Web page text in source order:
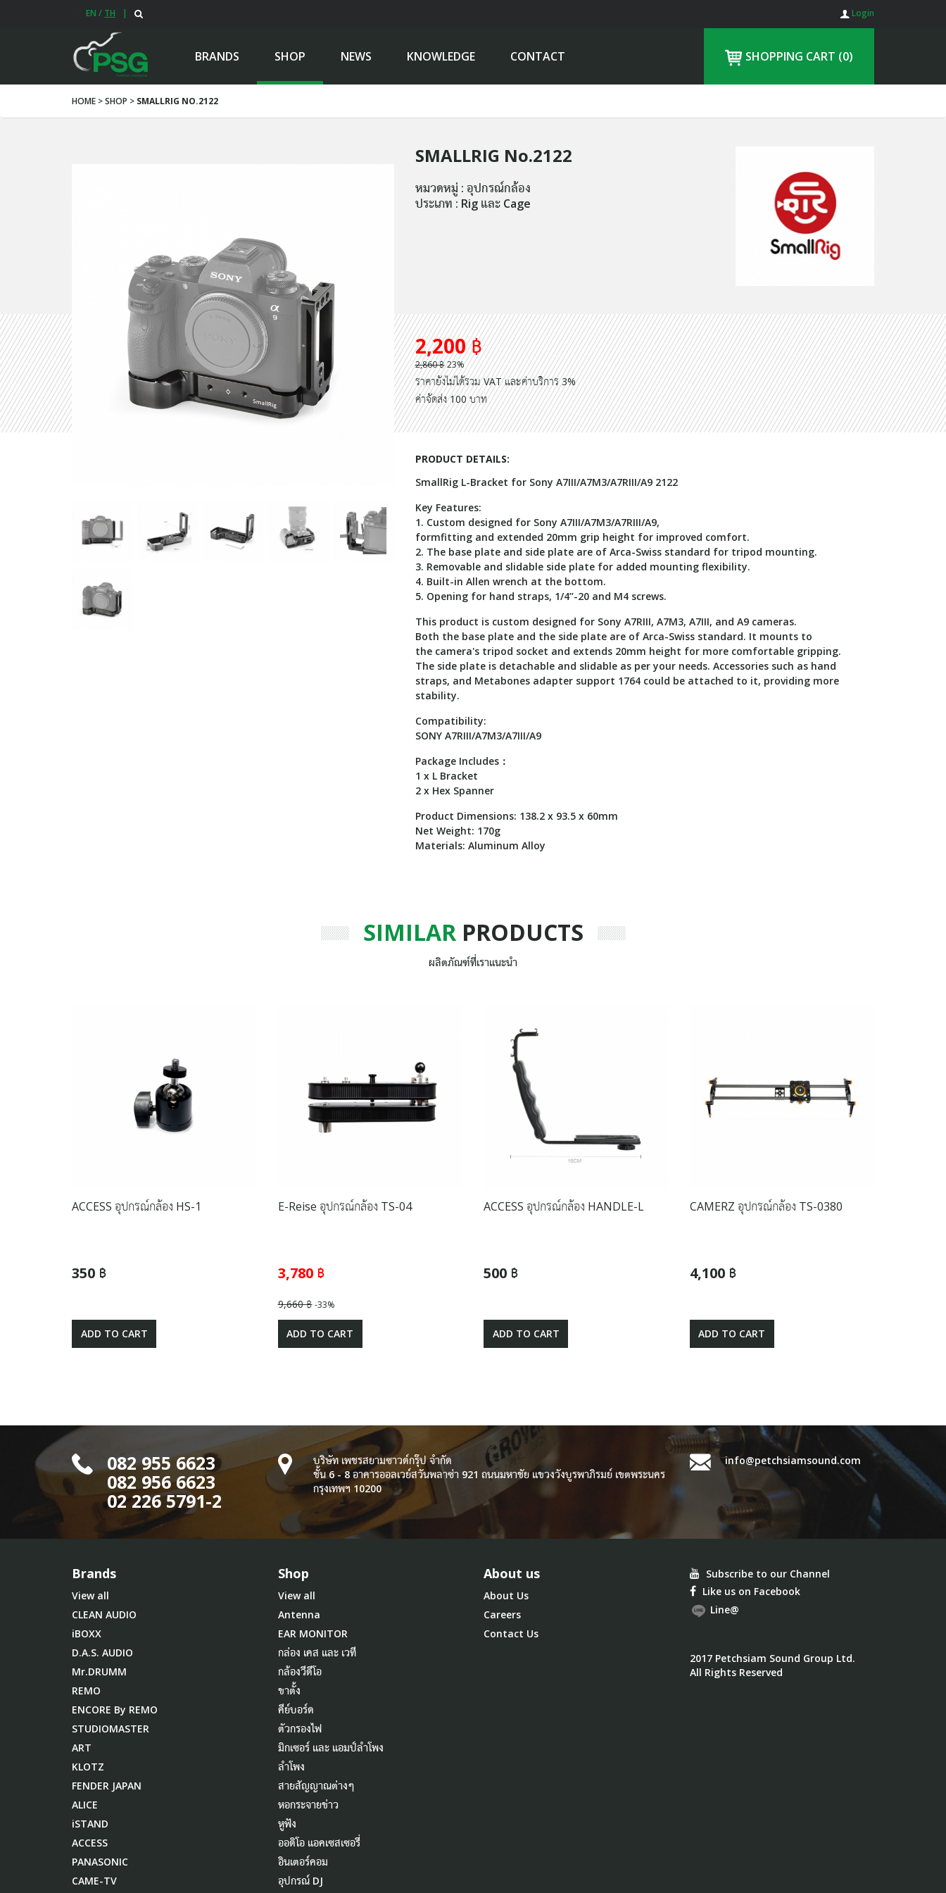
EN / TH | Login
BRANDS SHOP NEWS KNOWLEDGE CONTACT SHOPPING CART (0)
HOME > SHOP > SMALLRIG NO.2122
SMALLRIG No.2122
หมวดหมู่ : อุปกรณ์กล้อง
ประเภท : Rig และ Cage
2,200 ฿
2,860 ฿23%
ราคายังไม่ได้รวม VAT และค่าบริการ 3%
ค่าจัดส่ง 100 บาท
PRODUCT DETAILS:
SmallRig L-Bracket for Sony A7III/A7M3/A7RIII/A9 2122
Key Features:
1. Custom designed for Sony A7III/A7M3/A7RIII/A9,
formfitting and extended 20mm grip height for improved comfort.
2. The base plate and side plate are of Arca-Swiss standard for tripod mounting.
3. Removable and slidable side plate for added mounting flexibility.
4. Built-in Allen wrench at the bottom.
5. Opening for hand straps, 1/4’’-20 and M4 screws.
This product is custom designed for Sony A7RIII, A7M3, A7III, and A9 cameras.
Both the base plate and the side plate are of Arca-Swiss standard. It mounts to
the camera's tripod socket and extends 20mm height for more comfortable gripping.
The side plate is detachable and slidable as per your needs. Accessories such as hand
​straps, and Metabones adapter support 1764 could be attached to it, providing more
stability.
Compatibility:
SONY A7RIII/A7M3/A7III/A9
Package Includes：
1 x L Bracket
2 x Hex Spanner
Product Dimensions: 138.2 x 93.5 x 60mm
Net Weight: 170g
Materials: Aluminum Alloy
SIMILARPRODUCTS
ผลิตภัณฑ์ที่เราแนะนำ
ACCESS อุปกรณ์กล้อง HS-1
350 ฿
ADD TO CART
E-Reise อุปกรณ์กล้อง TS-04
3,780 ฿
9,660 ฿-33%
ADD TO CART
ACCESS อุปกรณ์กล้อง HANDLE-L
500 ฿
ADD TO CART
CAMERZ อุปกรณ์กล้อง TS-0380
4,100 ฿
ADD TO CART
082 955 6623
082 956 6623
02 226 5791-2
บริษัท เพชรสยามซาวด์กรุ๊ป จำกัด
ชั้น 6 - 8 อาคารออลเวย์สวันพลาซ่า 921 ถนนมหาชัย แขวงวังบูรพาภิรมย์ เขตพระนคร
กรุงเทพฯ 10200
info@petchsiamsound.com
Brands
View all
CLEAN AUDIO
iBOXX
D.A.S. AUDIO
Mr.DRUMM
REMO
ENCORE By REMO
STUDIOMASTER
ART
KLOTZ
FENDER JAPAN
ALICE
iSTAND
ACCESS
PANASONIC
CAME-TV
Shop
View all
Antenna
EAR MONITOR
กล่อง เคส และ เวที
กล้องวีดีโอ
ขาตั้ง
คีย์บอร์ด
ตัวกรองไฟ
มิกเซอร์ และ แอมป์ลำโพง
ลำโพง
สายสัญญาณต่างๆ
หอกระจายข่าว
หูฟัง
ออดิโอ แอคเซสเซอรี่
อินเตอร์คอม
อุปกรณ์ DJ
About us
About Us
Careers
Contact Us
Subscribe to our Channel
Like us on Facebook
Line@
2017 Petchsiam Sound Group Ltd.
All Rights Reserved